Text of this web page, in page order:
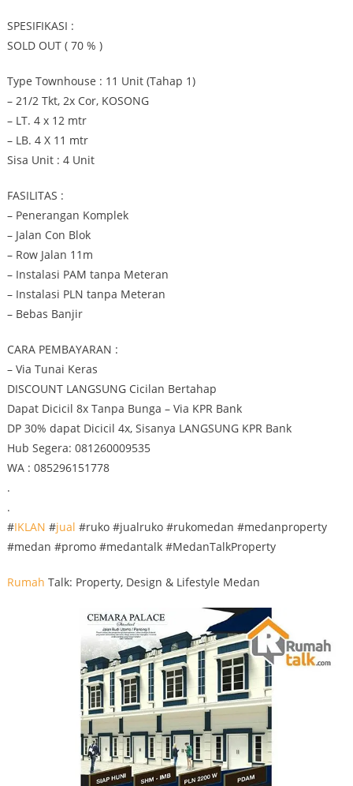
SPESIFIKASI :
SOLD OUT ( 70 % )
Type Townhouse : 11 Unit (Tahap 1)
– 21/2 Tkt, 2x Cor, KOSONG
– LT. 4 x 12 mtr
– LB. 4 X 11 mtr
Sisa Unit : 4 Unit
FASILITAS :
– Penerangan Komplek
– Jalan Con Blok
– Row Jalan 11m
– Instalasi PAM tanpa Meteran
– Instalasi PLN tanpa Meteran
– Bebas Banjir
CARA PEMBAYARAN :
– Via Tunai Keras
DISCOUNT LANGSUNG Cicilan Bertahap
Dapat Dicicil 8x Tanpa Bunga – Via KPR Bank
DP 30% dapat Dicicil 4x, Sisanya LANGSUNG KPR Bank
Hub Segera: 081260009535
WA : 085296151778
.
.
#IKLAN #jual #ruko #jualruko #rukomedan #medanproperty
#medan #promo #medantalk #MedanTalkProperty
Rumah Talk: Property, Design & Lifestyle Medan